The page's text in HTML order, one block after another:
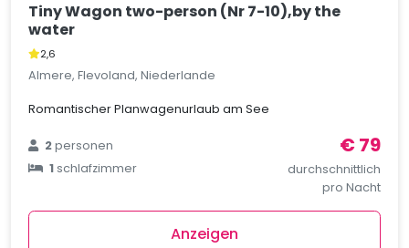
Tiny Wagon two-person (Nr 7-10),by the
water
2,6
Almere, Flevoland, Niederlande
Romantischer Planwagenurlaub am See
2personen
1schlafzimmer
€ 79
durchschnittlich
pro Nacht
Anzeigen